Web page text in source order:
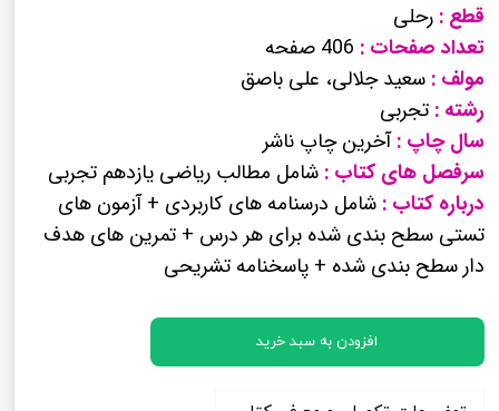
قطع : رحلی
تعداد صفحات : 406 صفحه
مولف : سعید جلالی، علی باصق
رشته : تجربی
سال چاپ :آخرین چاپ ناشر
سرفصل های کتاب : شامل مطالب ریاضی یازدهم تجربی
درباره کتاب : شامل درسنامه های کاربردی + آزمون های
تستی سطح بندی شده برای هر درس + تمرین های هدف
دار سطح بندی شده + پاسخنامه تشریحی
افزودن به سبد خرید